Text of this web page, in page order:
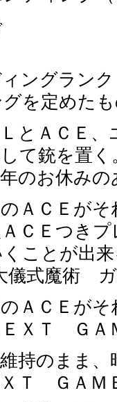
ィングラン
を定めた
とＡＣＥ、
して銃を置
のお休みの
ＡＣＥがそ
ＣＥつき
くことが出
儀式魔術
ＡＣＥがそ
ＸＴ ＧＡ
持のまま、
Ｔ ＧＡＭ